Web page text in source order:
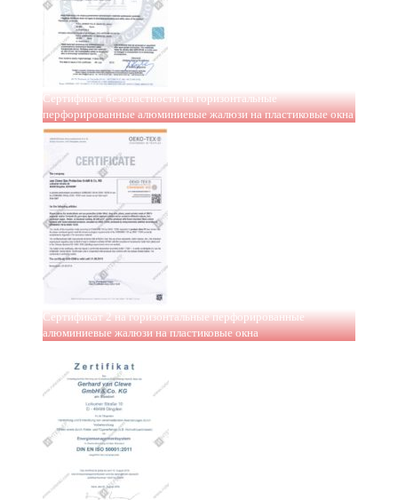
Сертификат безопастности на горизонтальные
перфорированные алюминиевые жалюзи на пластиковые окна
Сертификат 2 на горизонтальные перфорированные
алюминиевые жалюзи на пластиковые окна